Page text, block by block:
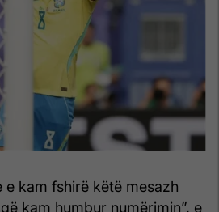
e kam fshirë këtë mesazh
kam humbur numërimin”, e